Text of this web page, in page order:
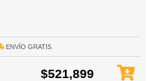
ENVÍO GRATIS
$521,899